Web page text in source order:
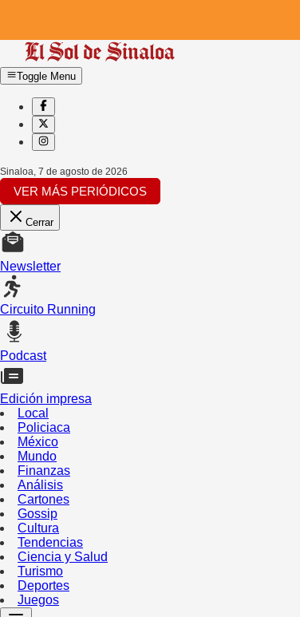
Toggle Menu
Sinaloa, 7 de agosto de 2026
VER MÁS PERIÓDICOS
Cerrar
Newsletter
Circuito Running
Podcast
Edición impresa
Local
Policiaca
México
Mundo
Finanzas
Análisis
Cartones
Gossip
Cultura
Tendencias
Ciencia y Salud
Turismo
Deportes
Juegos